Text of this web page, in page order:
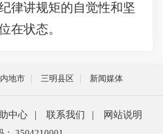
律讲规矩的自觉性和坚
在状态。
地市 三明县区 新闻媒体
中心 联系我们
网站说明